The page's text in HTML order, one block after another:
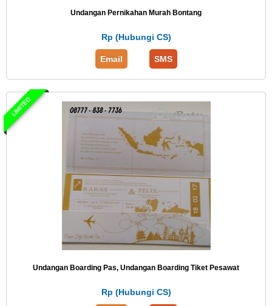
Undangan Pernikahan Murah Bontang
Rp (Hubungi CS)
Email SMS
LIMITED
Undangan Boarding Pas, Undangan Boarding Tiket Pesawat
Rp (Hubungi CS)